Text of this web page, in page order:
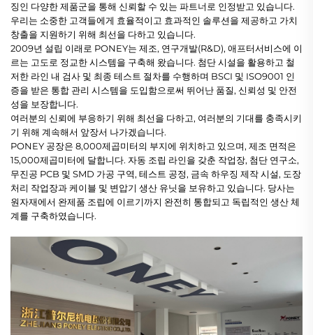
징인 다양한 제품군을 통해 신뢰할 수 있는 파트너로 인정받고 있습니다.
우리는 소중한 고객들에게 효율적이고 효과적인 솔루션을 제공하고 가치
창출을 지원하기 위해 최선을 다하고 있습니다.
2009년 설립 이래로 PONEY는 제조, 연구개발(R&D), 애프터서비스에 이
르는 고도로 정교한 시스템을 구축해 왔습니다. 첨단 시설을 활용하고 철
저한 라인 내 검사 및 최종 테스트 절차를 수행하며 BSCI 및 ISO9001 인
증을 받은 통합 관리 시스템을 도입함으로써 뛰어난 품질, 신뢰성 및 안전
성을 보장합니다.
여러분의 신뢰에 부응하기 위해 최선을 다하고, 여러분의 기대를 충족시키
기 위해 계속해서 앞장서 나가겠습니다.
PONEY 공장은 8,000제곱미터의 부지에 위치하고 있으며, 제조 면적은
15,000제곱미터에 달합니다. 자동 조립 라인을 갖춘 작업장, 첨단 연구소,
무진공 PCB 및 SMD 가공 구역, 테스트 공정, 금속 하우징 제작 시설, 도장
처리 작업장과 케이블 및 변압기 생산 유닛을 보유하고 있습니다. 당사는
원자재에서 완제품 조립에 이르기까지 완전히 통합되고 독립적인 생산 체
계를 구축하였습니다.